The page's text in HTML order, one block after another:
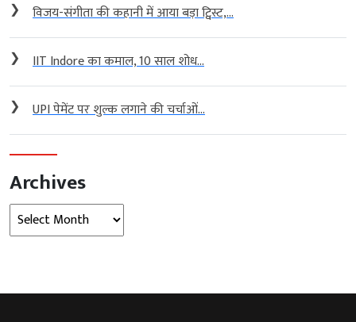
❯ विजय-संगीता की कहानी में आया बड़ा ट्विस्ट,...
❯ IIT Indore का कमाल, 10 साल शोध...
❯ UPI पेमेंट पर शुल्क लगाने की चर्चाओं...
Archives
Archives